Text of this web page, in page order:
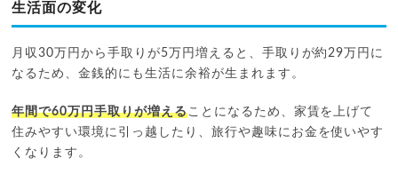
生活面の変化
月収30万円から手取りが5万円増えると、手取りが約29万円に
なるため、金銭的にも生活に余裕が生まれます。
年間で60万円手取りが増えることになるため、家賃を上げて
住みやすい環境に引っ越したり、旅行や趣味にお金を使いやす
くなります。